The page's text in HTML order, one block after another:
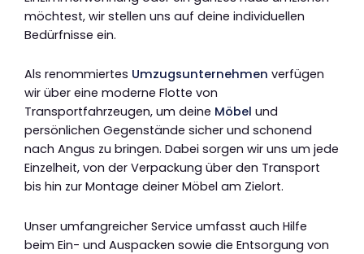
möchtest, wir stellen uns auf deine individuellen
Bedürfnisse ein.
Als renommiertes Umzugsunternehmen verfügen
wir über eine moderne Flotte von
Transportfahrzeugen, um deine Möbel und
persönlichen Gegenstände sicher und schonend
nach Angus zu bringen. Dabei sorgen wir uns um jede
Einzelheit, von der Verpackung über den Transport
bis hin zur Montage deiner Möbel am Zielort.
Unser umfangreicher Service umfasst auch Hilfe
beim Ein- und Auspacken sowie die Entsorgung von